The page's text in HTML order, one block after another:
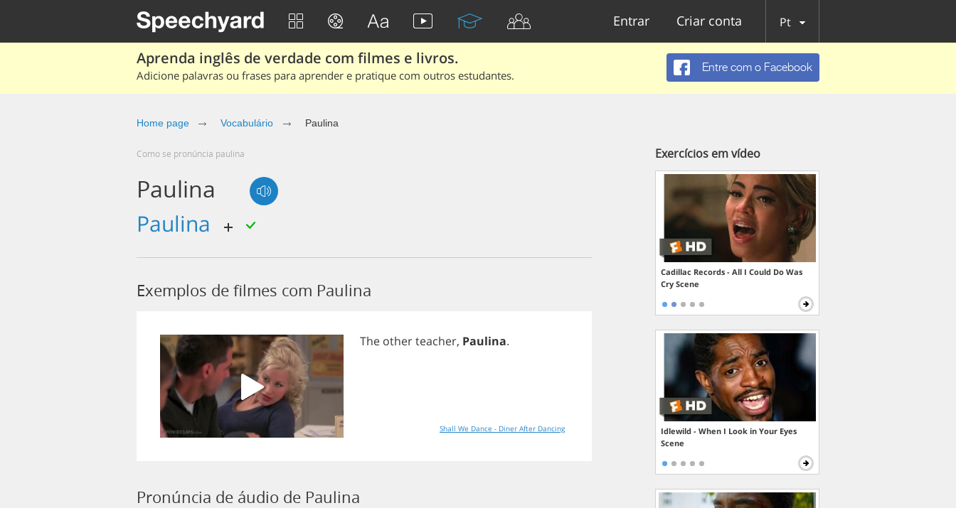
Entrar Criar conta Pt
Aprenda inglês de verdade com filmes e livros.
Adicione palavras ou frases para aprender e pratique com outros estudantes.
Entre com o Facebook
Home page Vocabulário Paulina
Como se pronúncia paulina
Paulina
paulina
Exemplos de filmes com Paulina
The otherteacher, Paulina.
Shall We Dance - Diner After Dancing
Pronúncia de áudio de Paulina
Exercícios em vídeo
Cadillac Records - All I Could Do Was
Cry Scene
Idlewild - When I Look in Your Eyes
Scene